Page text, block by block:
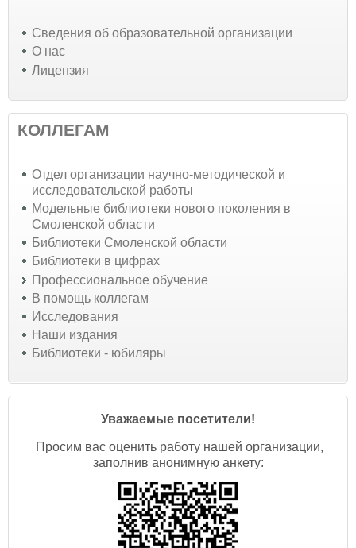
Cведения об образовательной организации
О нас
Лицензия
КОЛЛЕГАМ
Отдел организации научно-методической и
исследовательской работы
Модельные библиотеки нового поколения в
Смоленской области
Библиотеки Смоленской области
Библиотеки в цифрах
Профессиональное обучение
В помощь коллегам
Исследования
Наши издания
Библиотеки - юбиляры
Уважаемые посетители!
Просим вас оценить работу нашей организации,
заполнив анонимную анкету: